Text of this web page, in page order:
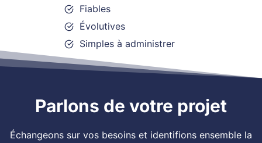
Fiables
Évolutives
Simples à administrer
Parlons de votre projet
Échangeons sur vos besoins et identifions ensemble la